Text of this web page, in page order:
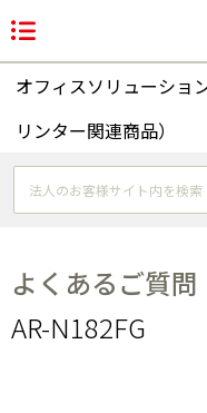
オフィスソリューショ
リンター関連商品）
よくあるご質問
AR-N182FG